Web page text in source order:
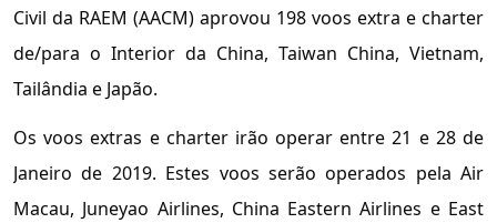
Civil da RAEM (AACM) aprovou 198 voos extra e charter
de/para o Interior da China, Taiwan China, Vietnam,
Tailândia e Japão.
Os voos extras e charter irão operar entre 21 e 28 de
Janeiro de 2019. Estes voos serão operados pela Air
Macau, Juneyao Airlines, China Eastern Airlines e East